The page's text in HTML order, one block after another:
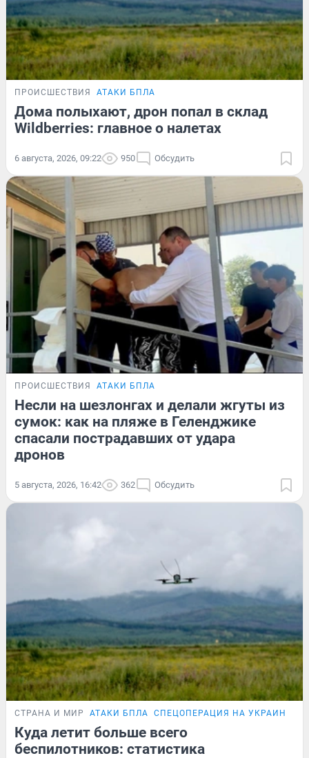
ПРОИСШЕСТВИЯ АТАКИ БПЛА
Дома полыхают, дрон попал в склад
Wildberries: главное о налетах
6 августа, 2026, 09:22 950 Обсудить
ПРОИСШЕСТВИЯ АТАКИ БПЛА
Несли на шезлонгах и делали жгуты из
сумок: как на пляже в Геленджике
спасали пострадавших от удара
дронов
5 августа, 2026, 16:42 362 Обсудить
СТРАНА И МИР АТАКИ БПЛА СПЕЦОПЕРАЦИЯ НА УКРАИНЕ
Куда летит больше всего
беспилотников: статистика